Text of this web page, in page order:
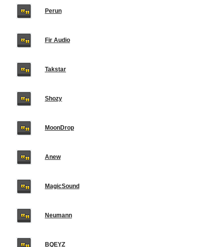
Perun
Fir Audio
Takstar
Shozy
MoonDrop
Anew
MagicSound
Neumann
BQEYZ